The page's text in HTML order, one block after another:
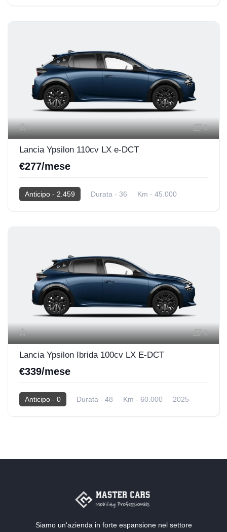
1
Lancia Ypsilon 110cv LX e-DCT
€277/mese
Anticipo - 2.459 Durata - 36
Km - 45.000
1
Lancia Ypsilon Ibrida 100cv LX E-DCT
€339/mese
Anticipo - 0 Durata - 48 Km - 60.000
2025
Siamo un'azienda in forte espansione nel settore